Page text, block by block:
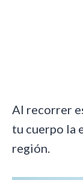
Al recorrer
tu cuerpo la
región.